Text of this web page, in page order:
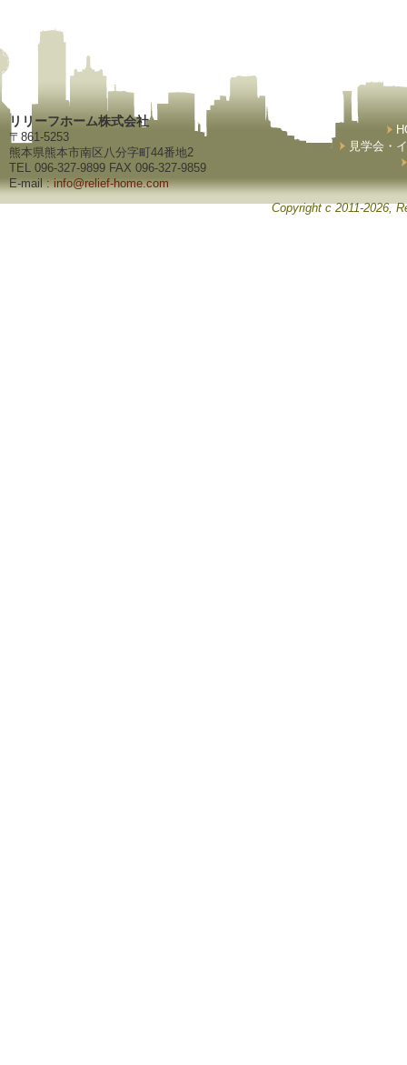
リリーフホーム株式会社
〒861-5253
熊本県熊本市南区八分字町44番地2
TEL 096-327-9899 FAX 096-327-9859
E-mail :info@relief-home.com
見学会・
Copyright c 2011-2026,